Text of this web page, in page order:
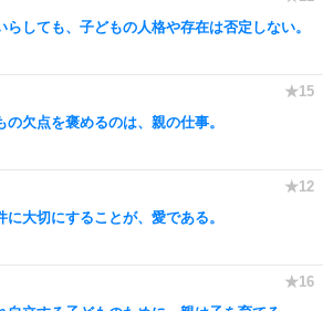
らしても、子どもの人格や存在は否定しない。
の欠点を褒めるのは、親の仕事。
に大切にすることが、愛である。